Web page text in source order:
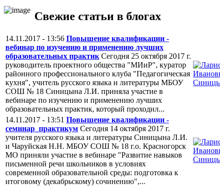
Свежие статьи в блогах
14.11.2017 - 13:56 Повышение квалификации -
вебинар по изучению и применению лучших
образовательных практик Сегодня 25 октября 2017 г.
руководитель проектного общества "МИиР", куратор
районного профессионального клуба "Педагогическая
кухня", учитель русского языка и литературы МБОУ
СОШ № 18 Синицына Л.И. приняла участие в
вебинаре по изучению и применению лучших
образовательных практик, который проходил...
14.11.2017 - 13:51 Повышение квалификации -
семинар_практикум Сегодня 14 октября 2017 г.
учителя русского языка и литературы Синицына Л.И.
и Чаруйская Н.Н. МБОУ СОШ № 18 г.о. Красногорск
МО приняли участие в вебинаре "Развитие навыков
письменной речи школьников в условиях
современной образовательной среды: подготовка к
итоговому (декабрьскому) сочинению",...